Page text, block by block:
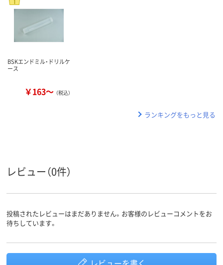
BSKエンドミル・ドリルケ
ース
￥163～ （税込）
ランキングをもっと見る
レビュー（0件）
投稿されたレビューはまだありません。お客様のレビューコメントをお
待ちしています。